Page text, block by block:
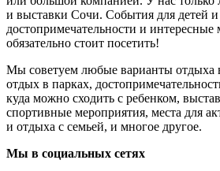
и выставки Сочи. События для детей
достопримечательности и интересные
обязательно стоит посетить!
Мы советуем любые варианты
отдых в парках,
куда можно сходить с ребенком,
спортивные мероприятия, места для
и отдыха с семьей, и многое другое.
Мы в социальных сетях